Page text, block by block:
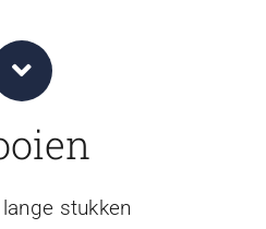
stukken